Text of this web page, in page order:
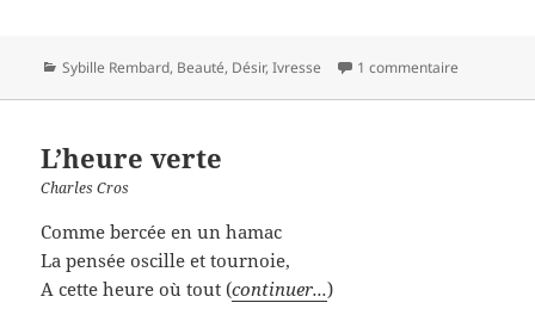
Catégories
Sybille Rembard, Beauté, Désir,Ivresse 1 commentaire
L’heure verte
Charles Cros
Comme bercée en un hamac
La pensée oscille et tournoie,
A cette heure où tout (continuer...)